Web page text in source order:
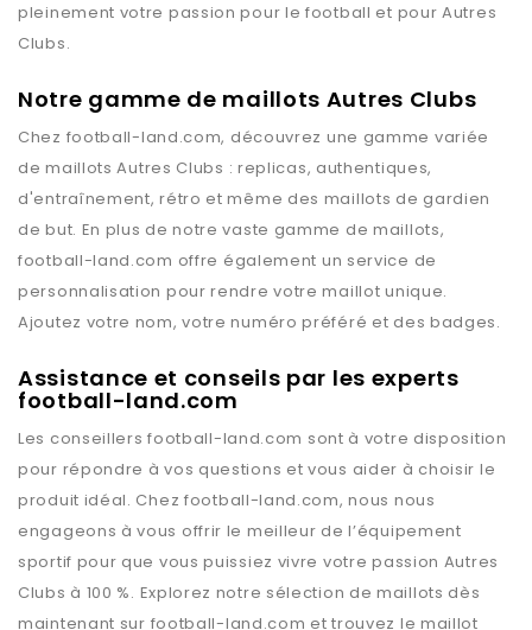
pleinement votre passion pour le football et pourAutres
Clubs.
Notre gamme de maillots Autres Clubs
Chez football-land.com, découvrez une gamme variée
de maillotsAutres Clubs : replicas, authentiques,
d'entraînement, rétro et même des maillots de gardien
de but. En plus de notre vaste gamme de maillots,
football-land.com offre également un service de
personnalisation pour rendre votre maillot unique.
Ajoutez votre nom, votre numéro préféré et des badges.
Assistance et conseils par les experts
football-land.com
Les conseillersfootball-land.com sont à votre disposition
pour répondre à vos questions et vous aider à choisir le
produit idéal. Chez football-land.com, nous nous
engageons à vous offrir le meilleur de l’équipement
sportif pour que vous puissiez vivre votre passion Autres
Clubs à 100 %. Explorez notre sélection de maillots dès
maintenant sur football-land.com et trouvez le maillot